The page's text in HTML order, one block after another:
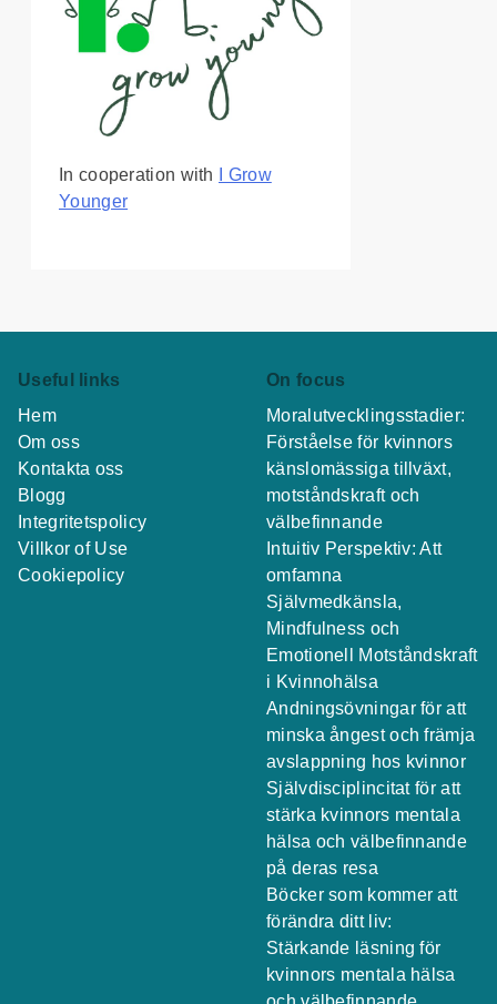
In cooperation with
I Grow
Younger
Useful links
Hem
Om oss
Kontakta oss
Blogg
Integritetspolicy
Villkor of Use
Cookiepolicy
On focus
Moralutvecklingsstadier:
Förståelse för kvinnors
känslomässiga tillväxt,
motståndskraft och
välbefinnande
Intuitiv Perspektiv: Att
omfamna
Självmedkänsla,
Mindfulness och
Emotionell Motståndskraft
i Kvinnohälsa
Andningsövningar för att
minska ångest och främja
avslappning hos kvinnor
Självdisciplincitat för att
stärka kvinnors mentala
hälsa och välbefinnande
på deras resa
Böcker som kommer att
förändra ditt liv:
Stärkande läsning för
kvinnors mentala hälsa